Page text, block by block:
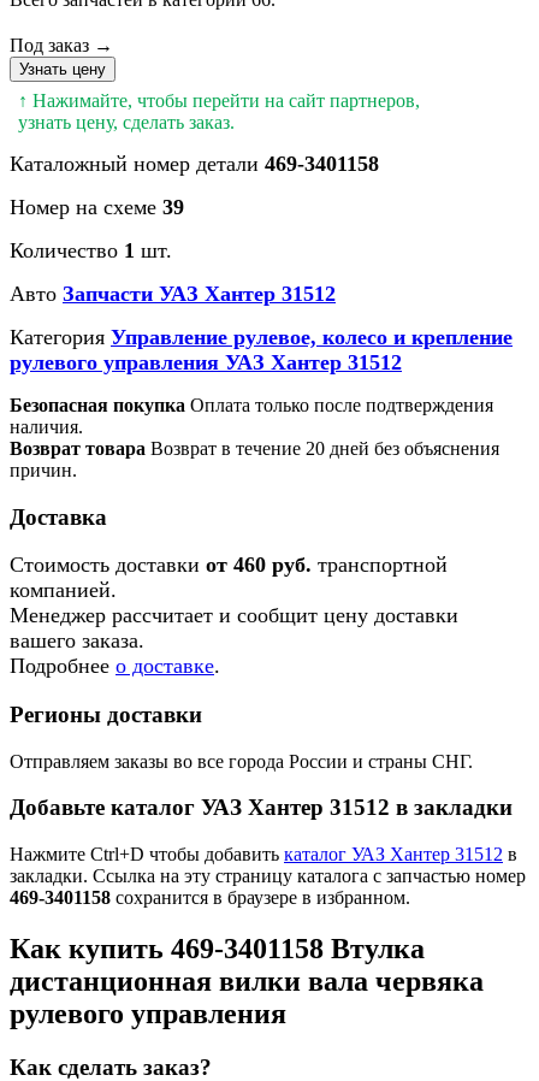
Под заказ →
Узнать цену
↑ Нажимайте, чтобы перейти на сайт партнеров,
узнать цену, сделать заказ.
Каталожный номер детали 469-3401158
Номер на схеме 39
Количество 1 шт.
Авто Запчасти УАЗ Хантер 31512
Категория Управление рулевое, колесо и крепление
рулевого управления УАЗ Хантер 31512
Безопасная покупка Оплата только после подтверждения
наличия.
Возврат товара Возврат в течение 20 дней без объяснения
причин.
Доставка
Стоимость доставки от 460 руб. транспортной
компанией.
Менеджер рассчитает и сообщит цену доставки
вашего заказа.
Подробнее о доставке.
Регионы доставки
Отправляем заказы во все города России и страны СНГ.
Добавьте каталог УАЗ Хантер 31512 в закладки
Нажмите Ctrl+D чтобы добавить каталог УАЗ Хантер 31512 в
закладки. Ссылка на эту страницу каталога с запчастью номер
469-3401158 сохранится в браузере в избранном.
Как купить 469-3401158 Втулка
дистанционная вилки вала червяка
рулевого управления
Как сделать заказ?